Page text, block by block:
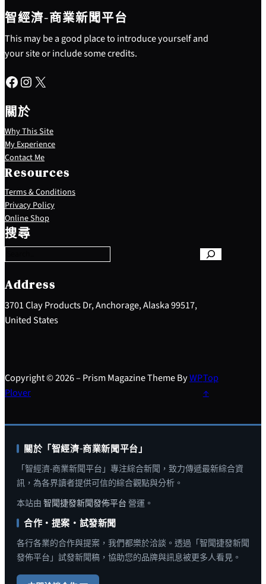
智經濟-商業新聞平台
This may be a good place to introduce yourself and
your site or include some credits.
Facebook Instagram X
關於
Why This Site
My Experience
Contact Me
Resources
Terms & Conditions
Privacy Policy
Online Shop
搜尋
S
e
a
c
h
Address
3701 Clay Products Dr, Anchorage, Alaska 99517,
United States
Copyright © 2026 – Prism Magazine Theme ByWP
Plover
Top
↑
關於「智經濟-商業新聞平台」
「智經濟-商業新聞平台」專注綜合新聞，致力傳遞最新綜合資
訊，為各界讀者提供可信的綜合觀點與分析。
本站由 智聞捷發新聞發佈平台 營運。
合作・提案・試發新聞
各行各業的合作與提案，我們都樂於洽談。透過「智聞捷發新聞
發佈平台」試發新聞稿，協助您的品牌與訊息被更多人看見。